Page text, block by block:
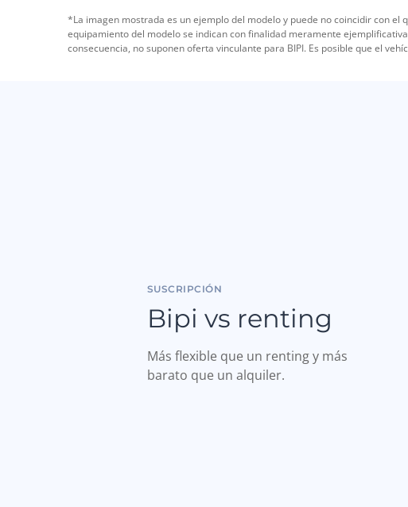
*La imagen mostrada es un ejemplo del modelo y puede no coincidir con el
equipamiento del modelo se indican con finalidad meramente
consecuencia, no suponen oferta vinculante para BIPI. Es posible que el
SUSCRIPCIÓN
Bipi vs renting
Más flexible que un renting y más
barato que un alquiler.